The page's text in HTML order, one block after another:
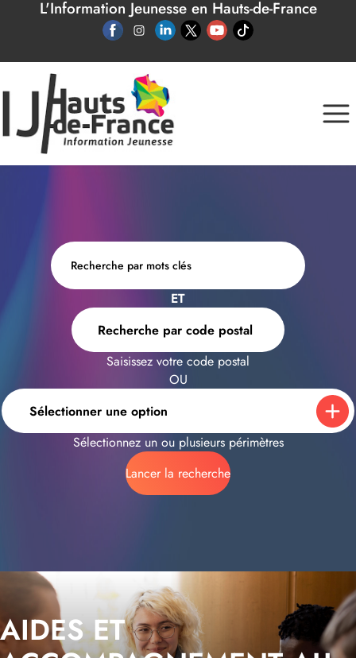
Panneau de gestion des cookies
L'Information Jeunesse en Hauts-de-France
ET
Recherche par code postal
Saisissez votre code postal
OU
Sélectionner une option
Sélectionnez un ou plusieurs périmètres
Lancer la recherche
AIDES ET